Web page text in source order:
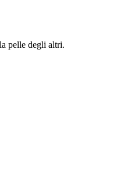
pelle degli altri.